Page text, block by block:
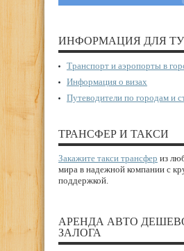
ИНФОРМАЦИЯ ДЛЯ
Транспорт и аэропорты в
Информация о визах
Путеводители по городам и
ТРАНСФЕР И ТАКСИ
Закажите такси трансфер из
мира в надежной компании с
поддержкой.
АРЕНДА АВТО
ЗАЛОГА